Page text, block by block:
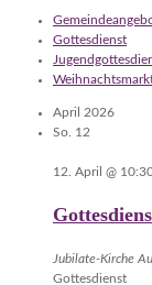
Gottesdienst
April 2026
So. 12
12. April @
Jubilate-Kirche
Gottesdienst